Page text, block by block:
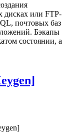
дисках или FTP-
почтовых баз
Бэкапы
состоянии, а